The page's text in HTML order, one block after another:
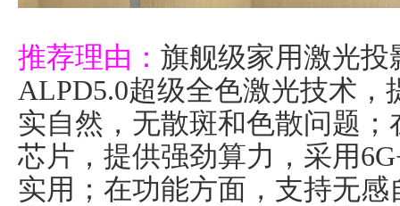
推荐理由： 旗舰级家用激光
ALPD5.0超级全色激光技术
实自然，无散斑和色散问题
芯片，提供强劲算力，采用
实用；在功能方面，支持无